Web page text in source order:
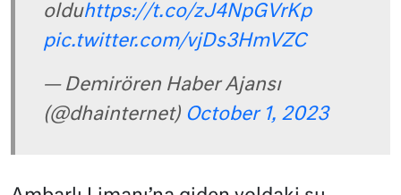
olduhttps://t.co/zJ4NpGVrKp
pic.twitter.com/vjDs3HmVZC
— Demirören Haber Ajansı
(@dhainternet) October 1, 2023